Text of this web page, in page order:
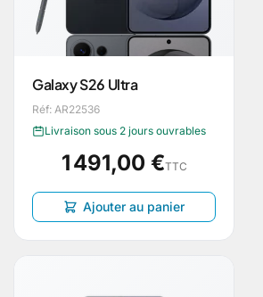
Galaxy S26 Ultra
Réf: AR22536
Livraison sous 2 jours ouvrables
1 491,00 €TTC
Ajouter au panier